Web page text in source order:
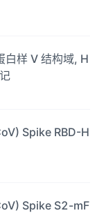
样 V 结构域, H
Spike RBD-H
Spike S2-mF